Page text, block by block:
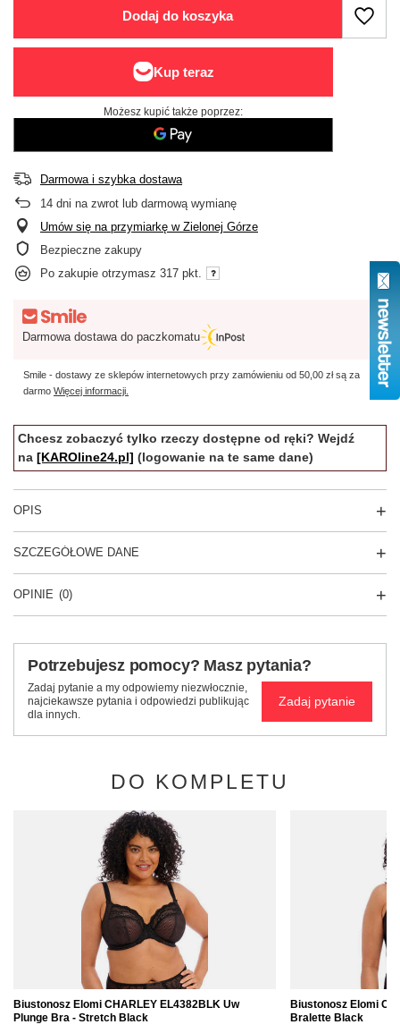
Dodaj do koszyka
Możesz kupić także poprzez:
Darmowa i szybka dostawa
14 dni na zwrot lub darmową wymianę
Umów się na przymiarkę w Zielonej Górze
Bezpieczne zakupy
Po zakupie otrzymasz 317 pkt.
Darmowa dostawa do paczkomatu
Smile - dostawy ze sklepów internetowych przy zamówieniu od 50,00 złsą za
darmo Więcej informacji.
Chcesz zobaczyć tylko rzeczy dostępne od ręki? Wejdź
na [KAROline24.pl] (logowanie na te same dane)
OPIS
SZCZEGÓŁOWE DANE
OPINIE (0)
Potrzebujesz pomocy? Masz pytania?
Zadaj pytanie a my odpowiemy niezwłocznie,
najciekawsze pytania i odpowiedzi publikując
dla innych.
Zadaj pytanie
DO KOMPLETU
Biustonosz Elomi CHARLEY EL4382BLK Uw
Plunge Bra - Stretch Black
Biustonosz Elomi
Bralette Black